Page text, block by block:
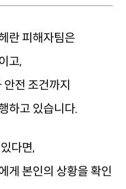
란 피해자팀은
고,
전 조건까지
하고 있습니다.
다면,
게 본인의 상황을 확인